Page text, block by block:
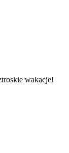
wakacje!